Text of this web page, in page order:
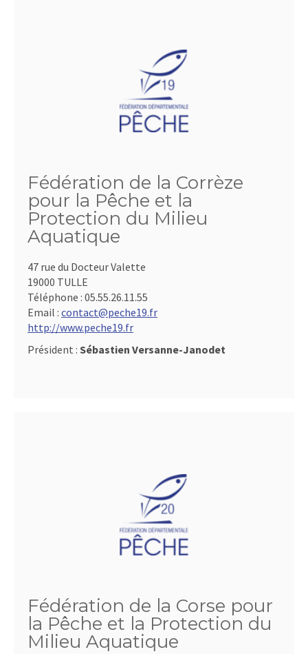
Fédération de la Corrèze
pour la Pêche et la
Protection du Milieu
Aquatique
47 rue du Docteur Valette
19000 TULLE
Téléphone : 05.55.26.11.55
Email : contact@peche19.fr
http://www.peche19.fr
Président : Sébastien Versanne-Janodet
Fédération de la Corse pour
la Pêche et la Protection du
Milieu Aquatique